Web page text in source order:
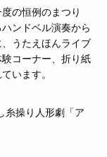
の恒例のまつり
ンドベル演奏から
うたえほんライブ
コーナー、折り紙
います。
糸操り人形劇「ア